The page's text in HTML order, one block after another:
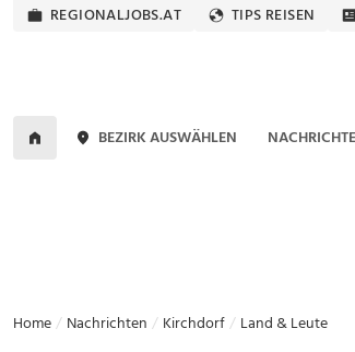
REGIONALJOBS.AT TIPS REISEN
BEZIRK AUSWÄHLEN
Home Nachrichten Kirchdorf Land & Leute